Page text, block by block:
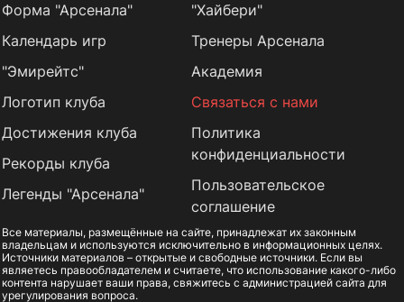
Форма "Арсенала"
Календарь игр
"Хайбери"
Тренеры Арсенала
"Эмирейтс"
Логотип клуба
Достижения клуба
Рекорды клуба
Легенды "Арсенала"
Академия
Связаться с нами
Политика
конфиденциальности
Пользовательское
соглашение
Все материалы, размещённые на сайте, принадлежат их законным
владельцам и используются исключительно в информационных целях.
Источники материалов – открытые и свободные источники. Если вы
являетесь правообладателем и считаете, что использование какого-либо
контента нарушает ваши права, свяжитесь с администрацией сайта для
урегулирования вопроса.